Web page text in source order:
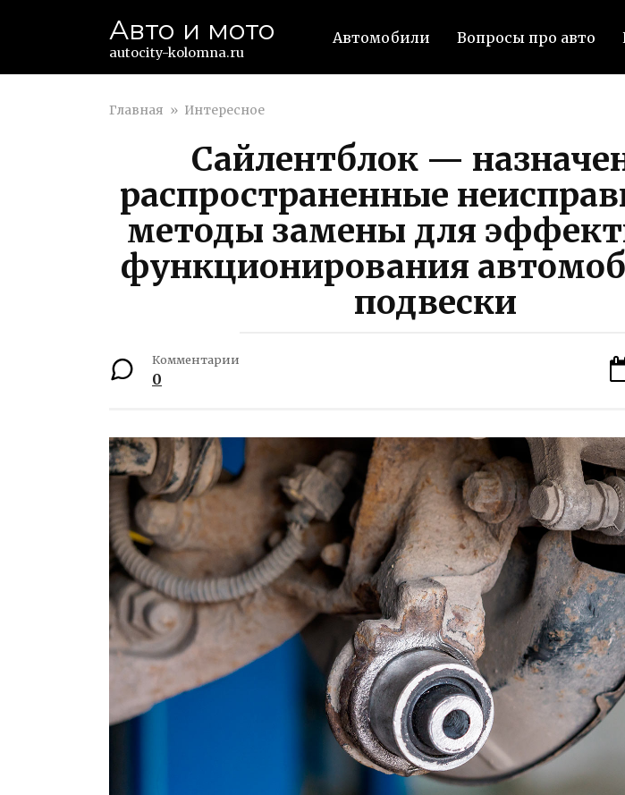
Авто и мото
autocity-kolomna.ru
Автомобили Вопросы про авто
Главная » Интересное
Сайлентблок —
распространенные
методы замены для
функционирования
подвески
Комментарии
0